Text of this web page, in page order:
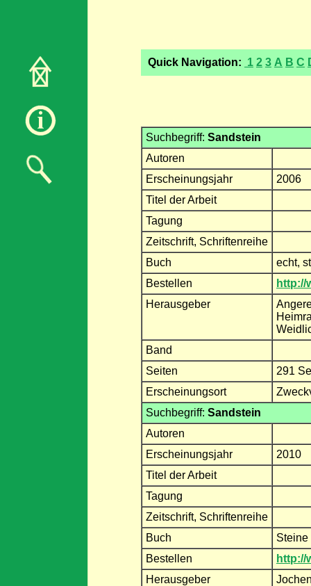
Quick Navigation: 1 2 3 A B C
Suchbegriff: Sandstein
Autoren
Erscheinungsjahr
2006
Titel der Arbeit
Tagung
Zeitschrift, Schriftenreihe
Buch
echt,
Bestellen
http://
Herausgeber
Band
Seiten
291
Erscheinungsort
Suchbegriff: Sandstein
Autoren
Erscheinungsjahr
2010
Titel der Arbeit
Tagung
Zeitschrift, Schriftenreihe
Buch
Bestellen
http://
Herausgeber